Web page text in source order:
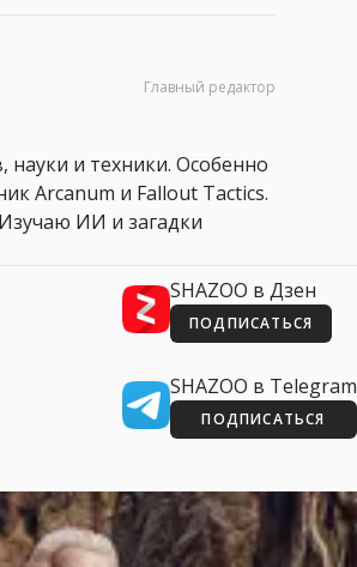
Главный редактор
науки и техники. Особенно
Arcanum и Fallout Tactics.
ИИ и загадки
SHAZOO в Дзен
ПОДПИСАТЬСЯ
SHAZOO в Telegram
ПОДПИСАТЬСЯ